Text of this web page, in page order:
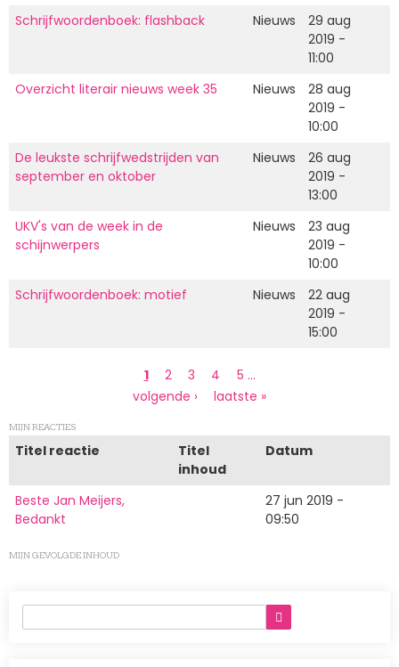
Schrijfwoordenboek: flashback
Nieuws
29 aug
2019 -
11:00
Overzicht literair nieuws week 35
Nieuws
28 aug
2019 -
10:00
De leukste schrijfwedstrijden van
september en oktober
Nieuws
26 aug
2019 -
13:00
UKV's van de week in de
schijnwerpers
Nieuws
23 aug
2019 -
10:00
Schrijfwoordenboek: motief
Nieuws
22 aug
2019 -
15:00
Huidige
pagina
1 Page
2 Page
3 Page
4 Page
5 …
Volgende
volgende ›
Laatste
laatste »
MIJN REACTIES
Titel reactie
Titel
inhoud
Datum
Beste Jan Meijers,
Bedankt
27 jun 2019 -
09:50
MIJN GEVOLGDE INHOUD